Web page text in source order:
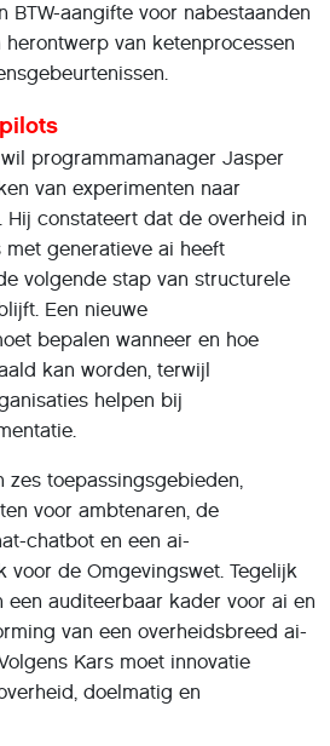
BTW-aangifte voor nabestaanden
herontwerp van ketenprocessen
programmamanager Jasper
van experimenten naar
constateert dat de overheid in
generatieve ai heeft
volgende stap van structurele
Een nieuwe
bepalen wanneer en hoe
kan worden, terwijl
helpen bij
zes toepassingsgebieden,
voor ambtenaren, de
chatbot en een ai-
voor de Omgevingswet. Tegelijk
een auditeerbaar kader voor ai en
van een overheidsbreed ai-
Kars moet innovatie
doelmatig en